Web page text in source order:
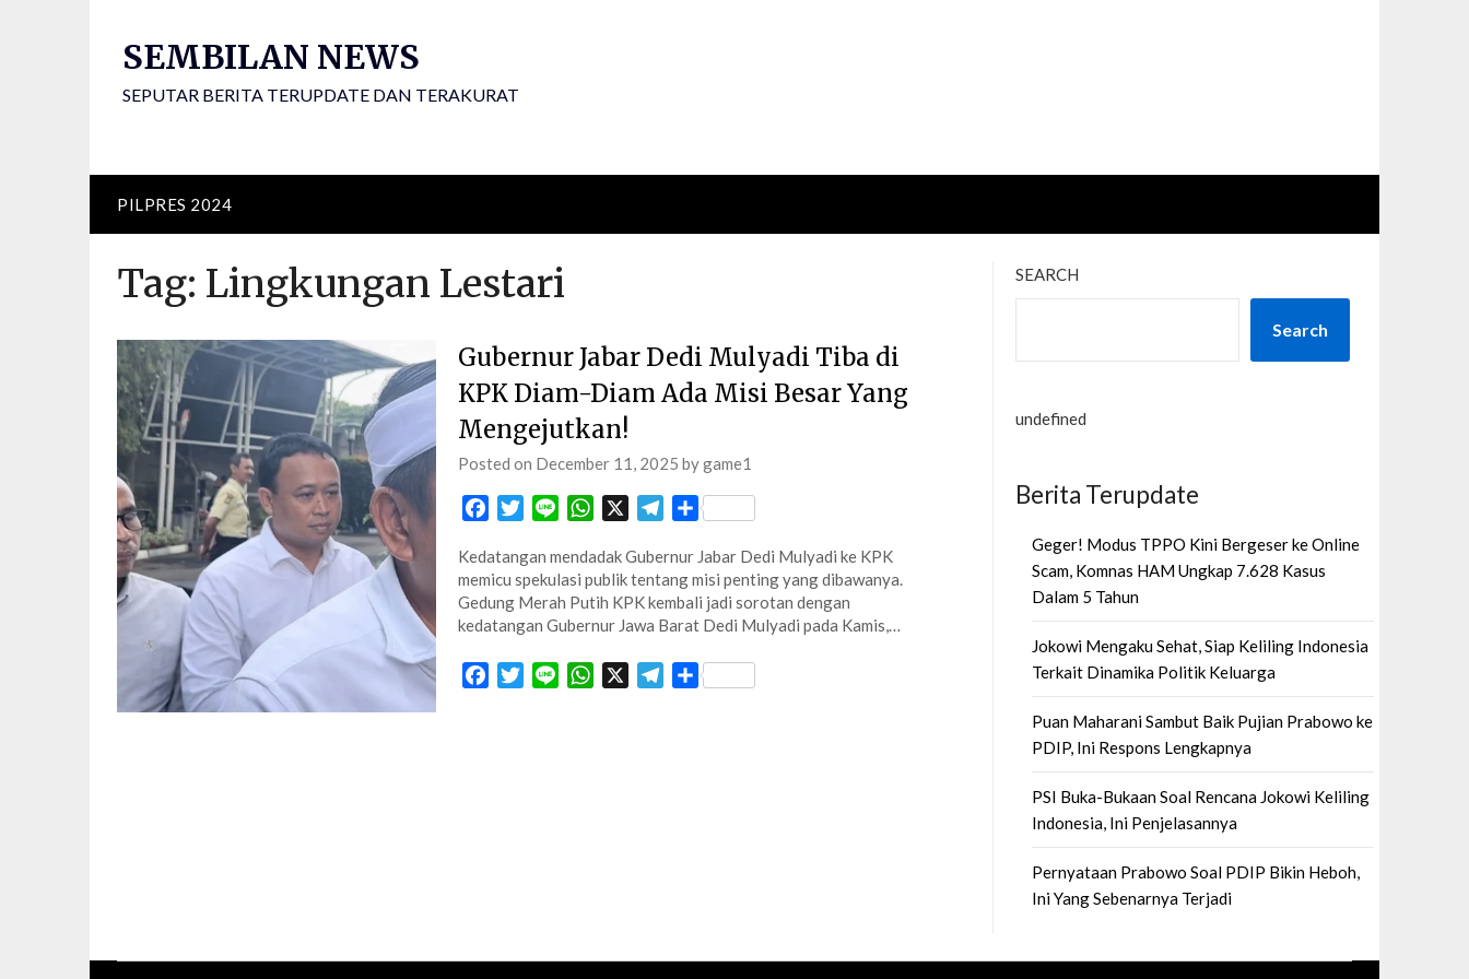
SEMBILAN NEWS
SEPUTAR BERITA TERUPDATE DAN TERAKURAT
PILPRES 2024
Tag: Lingkungan Lestari
Gubernur Jabar Dedi Mulyadi Tiba di
KPK Diam-Diam Ada Misi Besar Yang
Mengejutkan!
Posted on December 11, 2025 bygame1
FacebookTwitterLine WhatsApp Telegram
Share
Kedatangan mendadak Gubernur Jabar Dedi Mulyadi ke KPK
memicu spekulasi publik tentang misi penting yang dibawanya.
Gedung Merah Putih KPK kembali jadi sorotan dengan
kedatangan Gubernur Jawa Barat Dedi Mulyadi pada Kamis,…
FacebookTwitterLine WhatsApp Telegram
Share
SEARCH
Search
undefined
Berita Terupdate
Geger! Modus TPPO Kini Bergeser ke Online
Scam, Komnas HAM Ungkap 7.628 Kasus
Dalam 5 Tahun
Jokowi Mengaku Sehat, Siap Keliling Indonesia
Terkait Dinamika Politik Keluarga
Puan Maharani Sambut Baik Pujian Prabowo ke
PDIP, Ini Respons Lengkapnya
PSI Buka-Bukaan Soal Rencana Jokowi Keliling
Indonesia, Ini Penjelasannya
Pernyataan Prabowo Soal PDIP Bikin Heboh,
Ini Yang Sebenarnya Terjadi